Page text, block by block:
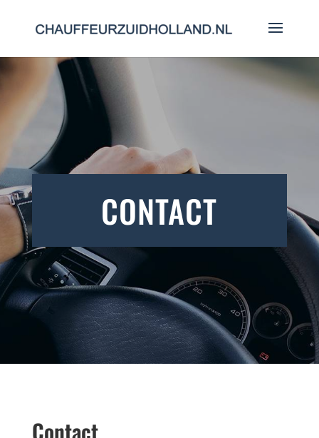
CONTACT
Contact